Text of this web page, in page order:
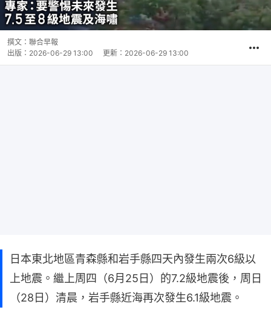
撰文： 聯合早報
出版： 2026-06-29 13:00 更新： 2026-06-29 13:00
日本東北地區青森縣和岩手縣四天內發生兩次6級以
上地震。繼上周四（6月25日）的7.2級地震後，周日
（28日）清晨，岩手縣近海再次發生6.1級地震。